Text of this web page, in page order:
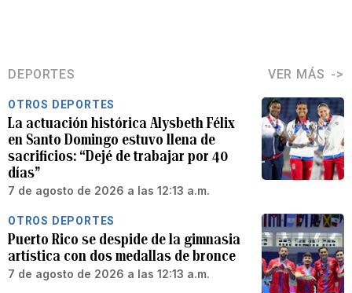
DEPORTES VER MÁS
OTROS DEPORTES
La actuación histórica Alysbeth Félix
en Santo Domingo estuvo llena de
sacrificios: “Dejé de trabajar por 40
días”
7 de agosto de 2026 a las 12:13 a.m.
OTROS DEPORTES
Puerto Rico se despide de la gimnasia
artística con dos medallas de bronce
7 de agosto de 2026 a las 12:13 a.m.